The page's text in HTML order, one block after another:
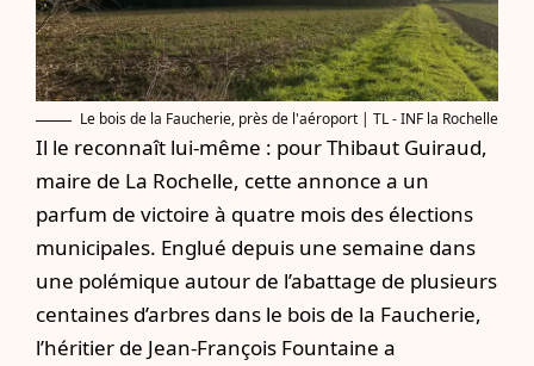
Le bois de la Faucherie, près de l'aéroport | TL - INF la Rochelle
Il le reconnaît lui-même : pour Thibaut Guiraud,
maire de La Rochelle, cette annonce a un
parfum de victoire à quatre mois des élections
municipales. Englué depuis une semaine dans
une polémique autour de l’abattage de plusieurs
centaines d’arbres dans le bois de la Faucherie,
l’héritier de Jean-François Fountaine a